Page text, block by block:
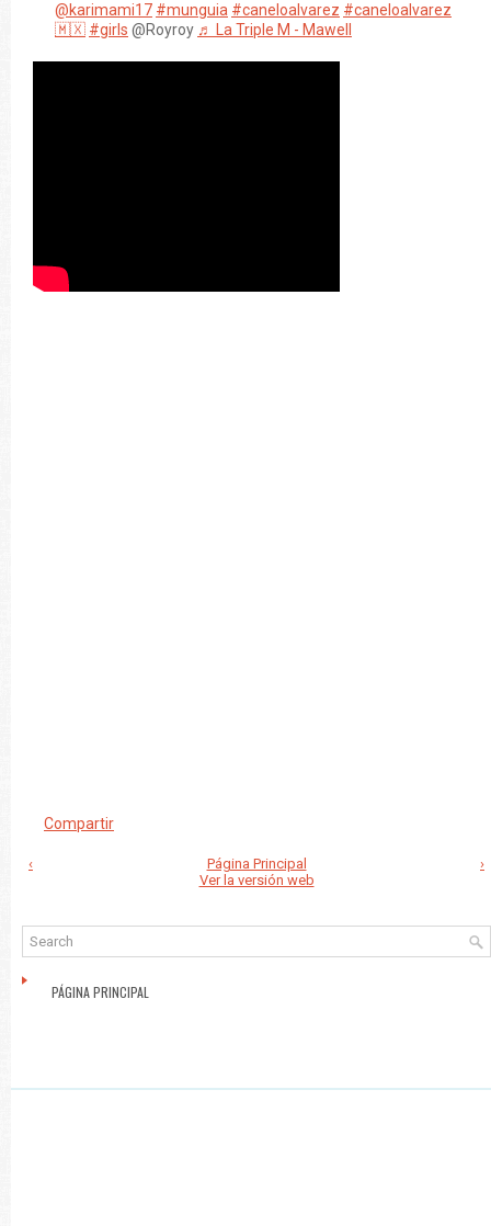
@karimami17 #munguia #caneloalvarez #caneloalvarez
🇲🇽 #girls @Royroy ♬ La Triple M - Mawell
Compartir
‹ ›
Página Principal
Ver la versión web
PÁGINA PRINCIPAL